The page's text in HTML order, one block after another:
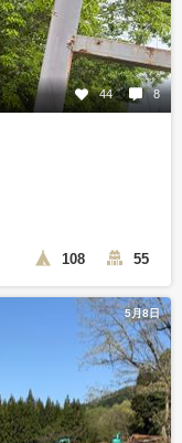
44 8
108 55
5月8日